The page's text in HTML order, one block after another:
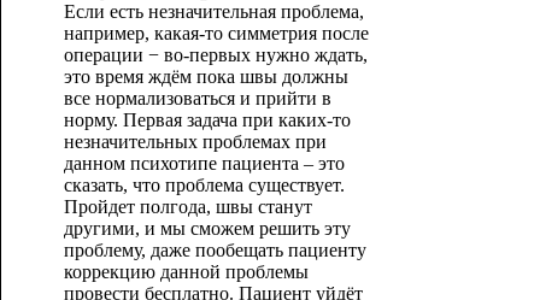
Если есть незначительная проблема,
например, какая-то симметрия после
операции − во-первых нужно ждать,
это время ждём пока швы должны
все нормализоваться и прийти в
норму. Первая задача при каких-то
незначительных проблемах при
данном психотипе пациента – это
сказать, что проблема существует.
Пройдет полгода, швы станут
другими, и мы сможем решить эту
проблему, даже пообещать пациенту
коррекцию данной проблемы
провести бесплатно. Пациент уйдёт